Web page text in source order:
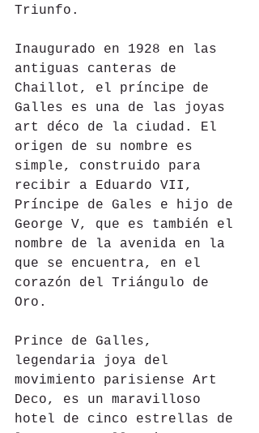
Triunfo.
Inaugurado en 1928 en las
antiguas canteras de
Chaillot, el príncipe de
Galles es una de las joyas
art déco de la ciudad. El
origen de su nombre es
simple, construido para
recibir a Eduardo VII,
Príncipe de Gales e hijo de
George V, que es también el
nombre de la avenida en la
que se encuentra, en el
corazón del Triángulo de
Oro.
Prince de Galles,
legendaria joya del
movimiento parisiense Art
Deco, es un maravilloso
hotel de cinco estrellas de